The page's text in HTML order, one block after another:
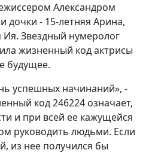
Александром
дочки - 15-летняя Арина,
Ия. Звездный нумеролог
жизненный код актрисы
будущее.
успешных начинаний», -
код 246224 означает,
и при всей ее кажущейся
руководить людьми. Если
из нее получился бы